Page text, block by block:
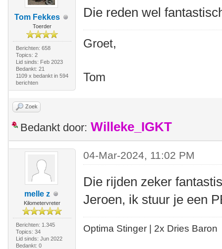
Tom Fekkes
Toerder
Berichten: 658
Topics: 2
Lid sinds: Feb 2023
Bedankt: 21
1109 x bedankt in 594
berichten
Die reden wel
Groet,
Tom
Zoek
Bedankt door: Willeke_IGKT
melle z
Kilometervreter
Berichten: 1.345
Topics: 34
Lid sinds: Jun 2022
Bedankt: 0
04-Mar-2024, 11:02 PM
Die rijden zeker
Jeroen, ik stuur je een
Optima Stinger | 2x Dries Baron